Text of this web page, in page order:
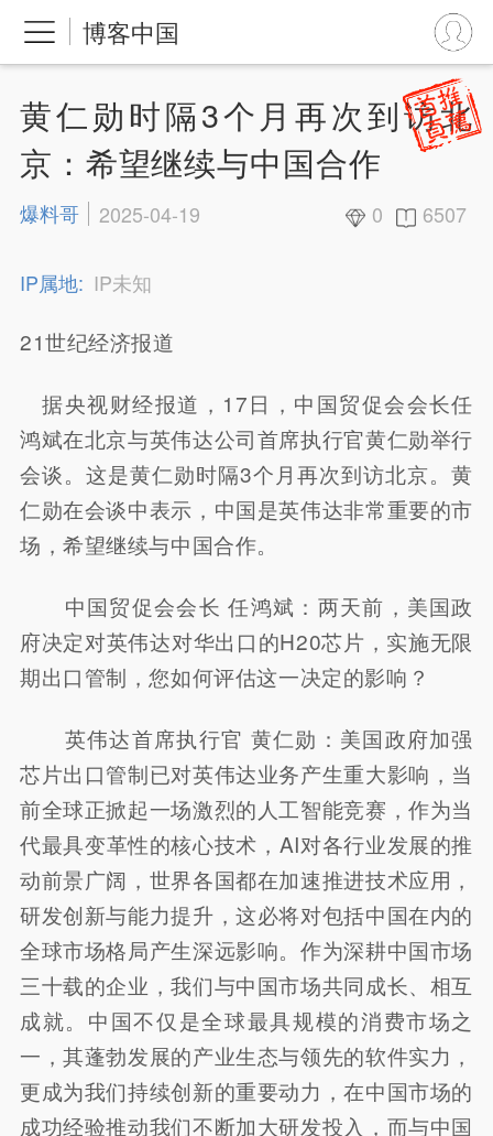
博客中国
黄仁勋时隔3个月再次到访北
京：希望继续与中国合作
爆料哥 2025-04-19 0 6507
IP属地: IP未知
21世纪经济报道
据央视财经报道，17日，中国贸促会会长任
鸿斌在北京与英伟达公司首席执行官黄仁勋举行
会谈。这是黄仁勋时隔3个月再次到访北京。黄
仁勋在会谈中表示，中国是英伟达非常重要的市
场，希望继续与中国合作。
中国贸促会会长 任鸿斌：两天前，美国政
府决定对英伟达对华出口的H20芯片，实施无限
期出口管制，您如何评估这一决定的影响？
英伟达首席执行官 黄仁勋：美国政府加强
芯片出口管制已对英伟达业务产生重大影响，当
前全球正掀起一场激烈的人工智能竞赛，作为当
代最具变革性的核心技术，AI对各行业发展的推
动前景广阔，世界各国都在加速推进技术应用，
研发创新与能力提升，这必将对包括中国在内的
全球市场格局产生深远影响。作为深耕中国市场
三十载的企业，我们与中国市场共同成长、相互
成就。中国不仅是全球最具规模的消费市场之
一，其蓬勃发展的产业生态与领先的软件实力，
更成为我们持续创新的重要动力，在中国市场的
成功经验推动我们不断加大研发投入，而与中国